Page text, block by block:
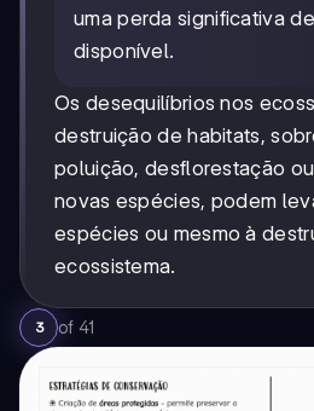
uma perda significativa
disponível.
Os desequilíbrios nos
destruição de habitats,
poluição, desflorestação
novas espécies, podem
espécies ou mesmo à
ecossistema.
3 of 41